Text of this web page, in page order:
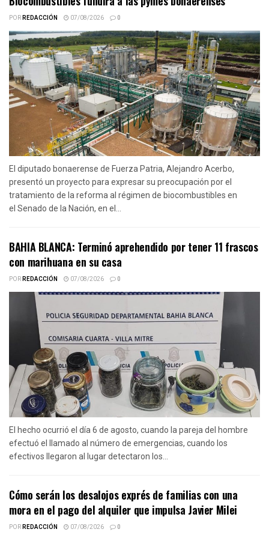
PORREDACCIÓN 07/08/2026 0
El diputado bonaerense de Fuerza Patria, Alejandro Acerbo,
presentó un proyecto para expresar su preocupación por el
tratamiento de la reforma al régimen de biocombustibles en
el Senado de la Nación, en el...
BAHIA BLANCA: Terminó aprehendido por tener 11 frascos
con marihuana en su casa
PORREDACCIÓN 07/08/2026 0
El hecho ocurrió el día 6 de agosto, cuando la pareja del hombre
efectuó el llamado al número de emergencias, cuando los
efectivos llegaron al lugar detectaron los...
Cómo serán los desalojos exprés de familias con una
mora en el pago del alquiler que impulsa Javier Milei
PORREDACCIÓN 07/08/2026 0